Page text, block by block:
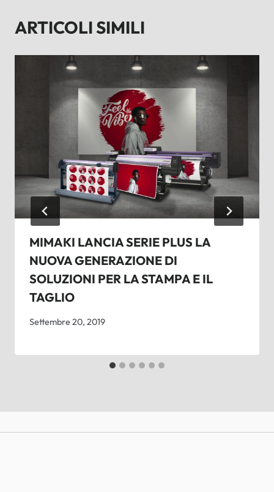
ARTICOLI SIMILI
MIMAKI LANCIA SERIE PLUS LA
NUOVA GENERAZIONE DI
SOLUZIONI PER LA STAMPA E IL
TAGLIO
Settembre 20, 2019